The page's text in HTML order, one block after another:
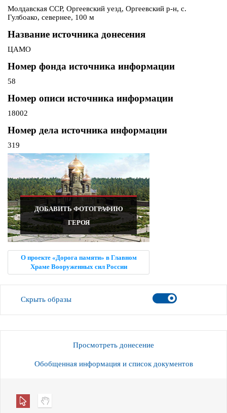
Молдавская ССР, Оргеевский уезд, Оргеевский р-н, с.
Гулбоако, севернее, 100 м
Название источника донесения
ЦАМО
Номер фонда источника информации
58
Номер описи источника информации
18002
Номер дела источника информации
319
ДОБАВИТЬ ФОТОГРАФИЮ
ГЕРОЯ
О проекте «Дорога памяти» в Главном
Храме Вооруженных сил России
Скрыть образы
Просмотреть донесение
Обобщенная информация и список документов